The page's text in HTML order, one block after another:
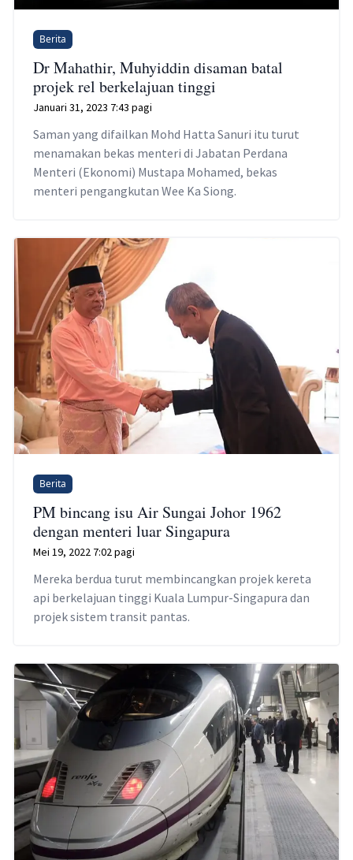
Berita
Dr Mahathir, Muhyiddin disaman batal
projek rel berkelajuan tinggi
Januari 31, 2023 7:43 pagi
Saman yang difailkan Mohd Hatta Sanuri itu turut
menamakan bekas menteri di Jabatan Perdana
Menteri (Ekonomi) Mustapa Mohamed, bekas
menteri pengangkutan Wee Ka Siong.
Berita
PM bincang isu Air Sungai Johor 1962
dengan menteri luar Singapura
Mei 19, 2022 7:02 pagi
Mereka berdua turut membincangkan projek kereta
api berkelajuan tinggi Kuala Lumpur-Singapura dan
projek sistem transit pantas.